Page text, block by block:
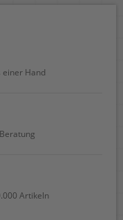
einer Hand
Artikeln